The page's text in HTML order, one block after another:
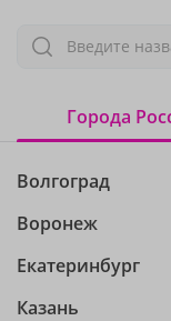
Введите
Города
Волгоград
Воронеж
Екатеринбург
Казань